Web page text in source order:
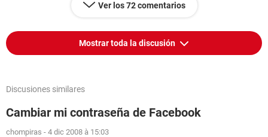
Ver los 72 comentarios
Mostrar toda la discusión
Discusiones similares
Cambiar mi contraseña de Facebook
chompiras - 4 dic 2008 à 15:03